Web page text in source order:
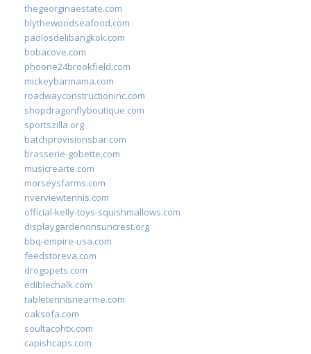
thegeorginaestate.com
blythewoodseafood.com
paolosdelibangkok.com
bobacove.com
phoone24brookfield.com
mickeybarmama.com
roadwayconstructioninc.com
shopdragonflyboutique.com
sportszilla.org
batchprovisionsbar.com
brasserie-gobette.com
musicrearte.com
morseysfarms.com
riverviewtennis.com
official-kelly-toys-squishmallows.com
displaygardenonsuncrest.org
bbq-empire-usa.com
feedstoreva.com
drogopets.com
ediblechalk.com
tabletennisnearme.com
oaksofa.com
soultacohtx.com
capishcaps.com